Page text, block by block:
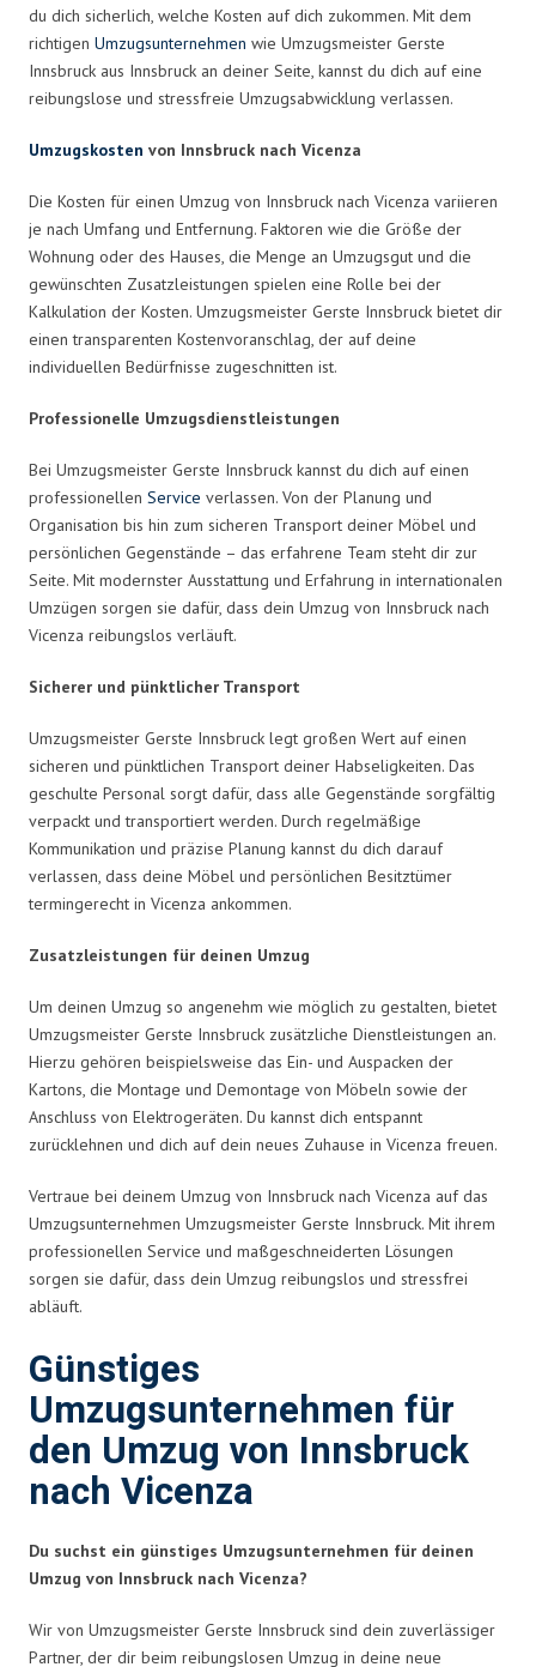
du dich sicherlich, welche Kosten auf dich zukommen. Mit dem
richtigen Umzugsunternehmen wie Umzugsmeister Gerste
Innsbruck aus Innsbruck an deiner Seite, kannst du dich auf eine
reibungslose und stressfreie Umzugsabwicklung verlassen.
Umzugskosten von Innsbruck nach Vicenza
Die Kosten für einen Umzug von Innsbruck nach Vicenza variieren
je nach Umfang und Entfernung. Faktoren wie die Größe der
Wohnung oder des Hauses, die Menge an Umzugsgut und die
gewünschten Zusatzleistungen spielen eine Rolle bei der
Kalkulation der Kosten. Umzugsmeister Gerste Innsbruck bietet dir
einen transparenten Kostenvoranschlag, der auf deine
individuellen Bedürfnisse zugeschnitten ist.
Professionelle Umzugsdienstleistungen
Bei Umzugsmeister Gerste Innsbruck kannst du dich auf einen
professionellen Service verlassen. Von der Planung und
Organisation bis hin zum sicheren Transport deiner Möbel und
persönlichen Gegenstände – das erfahrene Team steht dir zur
Seite. Mit modernster Ausstattung und Erfahrung in internationalen
Umzügen sorgen sie dafür, dass dein Umzug von Innsbruck nach
Vicenza reibungslos verläuft.
Sicherer und pünktlicher Transport
Umzugsmeister Gerste Innsbruck legt großen Wert auf einen
sicheren und pünktlichen Transport deiner Habseligkeiten. Das
geschulte Personal sorgt dafür, dass alle Gegenstände sorgfältig
verpackt und transportiert werden. Durch regelmäßige
Kommunikation und präzise Planung kannst du dich darauf
verlassen, dass deine Möbel und persönlichen Besitztümer
termingerecht in Vicenza ankommen.
Zusatzleistungen für deinen Umzug
Um deinen Umzug so angenehm wie möglich zu gestalten, bietet
Umzugsmeister Gerste Innsbruck zusätzliche Dienstleistungen an.
Hierzu gehören beispielsweise das Ein- und Auspacken der
Kartons, die Montage und Demontage von Möbeln sowie der
Anschluss von Elektrogeräten. Du kannst dich entspannt
zurücklehnen und dich auf dein neues Zuhause in Vicenza freuen.
Vertraue bei deinem Umzug von Innsbruck nach Vicenza auf das
Umzugsunternehmen Umzugsmeister Gerste Innsbruck. Mit ihrem
professionellen Service und maßgeschneiderten Lösungen
sorgen sie dafür, dass dein Umzug reibungslos und stressfrei
abläuft.
Günstiges
Umzugsunternehmen für
den Umzug von Innsbruck
nach Vicenza
Du suchst ein günstiges Umzugsunternehmen für deinen
Umzug von Innsbruck nach Vicenza?
Wir von Umzugsmeister Gerste Innsbruck sind dein zuverlässiger
Partner, der dir beim reibungslosen Umzug in deine neue